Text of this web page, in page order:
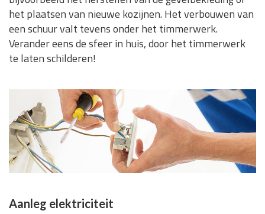
het plaatsen van nieuwe kozijnen. Het verbouwen van
een schuur valt tevens onder het timmerwerk.
Verander eens de sfeer in huis, door het timmerwerk
te laten schilderen!
Aanleg elektriciteit